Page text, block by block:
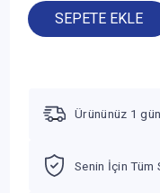
SEPETE EKLE
Ürününüz 1
Senin İçin Tüm